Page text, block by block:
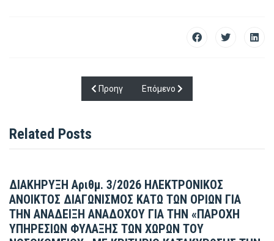
Προηγούμενο άρθρο: Πρόσκληση για την
Προηγ Επόμενο άρθρο: Ενίσχυση του
Επόμενο
Related Posts
ΔΙΑΚΗΡΥΞΗ Αριθμ. 3/2026 ΗΛΕΚΤΡΟΝΙΚΟΣ
ΑΝΟΙΚΤΟΣ ΔΙΑΓΩΝΙΣΜΟΣ ΚΑΤΩ ΤΩΝ ΟΡΙΩΝ ΓΙΑ
ΤΗΝ ΑΝΑΔΕΙΞΗ ΑΝΑΔΟΧΟΥ ΓΙΑ ΤΗΝ «ΠΑΡΟΧΗ
ΥΠΗΡΕΣΙΩΝ ΦΥΛΑΞΗΣ ΤΩΝ ΧΩΡΩΝ ΤΟΥ